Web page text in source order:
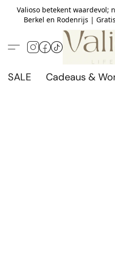
Valioso betekent waardevol;
Berkel en Rodenrijs |
SALE Cadeaus &